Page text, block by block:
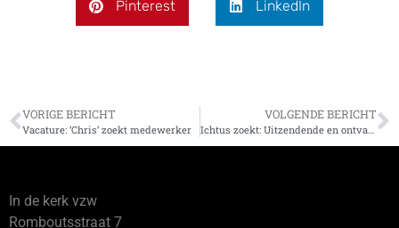
Pinterest LinkedIn
VORIGE BERICHT
Vacature: ‘Chris’ zoekt medewerker
VOLGENDE BERICHT
Ichtus zoekt: Uitzendende en ontvangende kerken
In de kerk vzw
Romboutsstraat 7